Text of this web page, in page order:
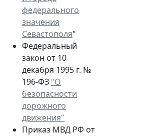
федерального
значения
Севастополя"
Федеральный
закон от 10
декабря 1995 г. №
196-ФЗ "О
безопасности
дорожного
движения"
Приказ МВД РФ от